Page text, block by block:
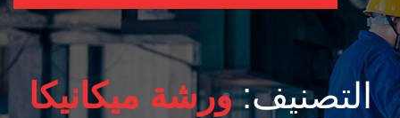
التصنيف:ورشة ميكانيكا